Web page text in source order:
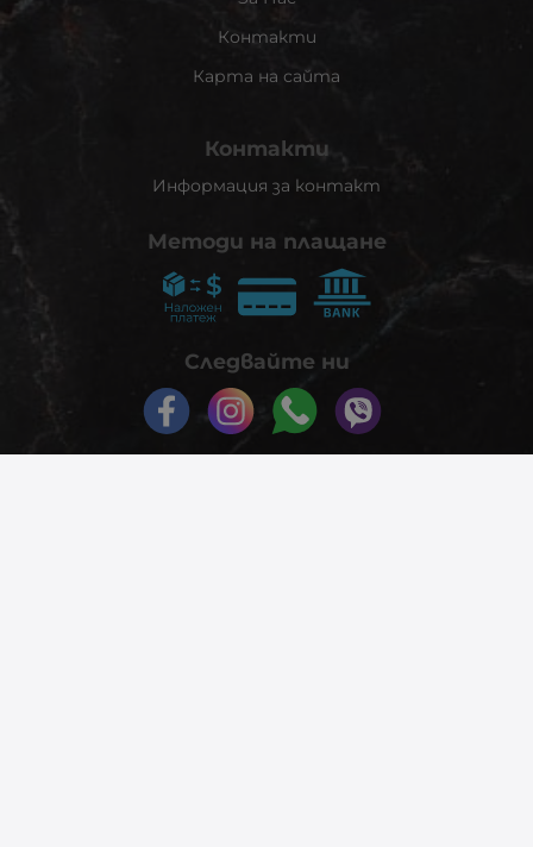
Контакти
Карта на сайта
Контакти
Информация за контакт
Методи на плащане
Следвайте ни